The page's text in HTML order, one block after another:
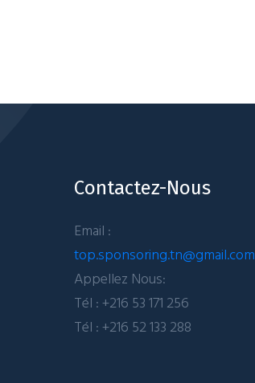
Contactez-Nous
Email :
top.sponsoring.tn@gmail.com
Appellez Nous:
Tél : +216 53 171 256
Tél : +216 52 133 288